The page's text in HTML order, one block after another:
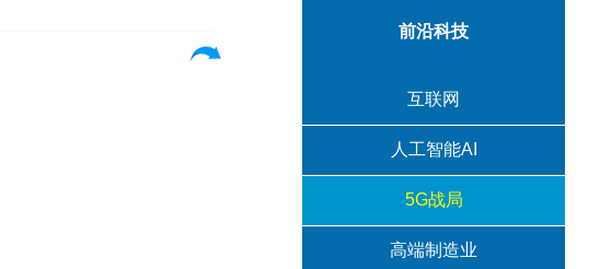
前沿科技
互联网
人工智能AI
5G战局
高端制造业